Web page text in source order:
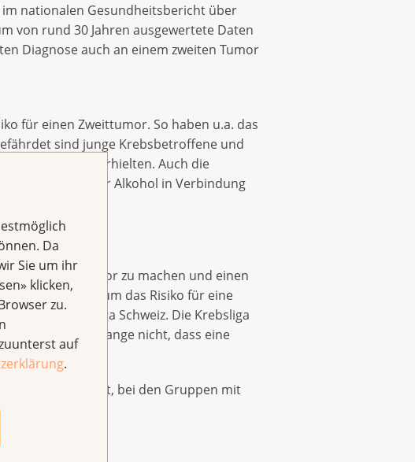
Da
Sie um ihr
klicken,
zu.
auf
.
nationalen Gesundheitsbericht über
von rund 30 Jahren ausgewertete Daten
Diagnose auch an einem zweiten Tumor
für einen Zweittumor. So haben u.a. das
sind junge Krebsbetroffene und
Radiotherapie erhielten. Auch die
Rauchen oder Alkohol in Verbindung
einen Zweittumor zu machen und einen
Angebote, um das Risiko für eine
bei der Krebsliga Schweiz. Die Krebsliga
Einzelfall noch lange nicht, dass eine
es sinnvoll ist, bei den Gruppen mit